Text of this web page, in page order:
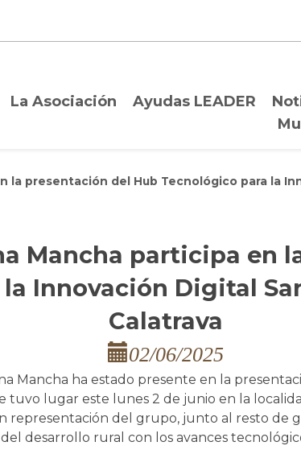
La Asociación Ayudas LEADER
la presentación del Hub Tecnológico para la
Mancha participa en
Innovación Digital
Calatrava
02/06/2025
Mancha ha estado presente en la
tuvo lugar este lunes 2 de junio en la
representación del grupo, junto al resto de
desarrollo rural con los avances